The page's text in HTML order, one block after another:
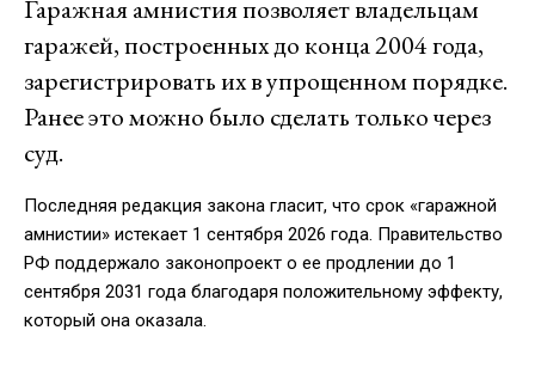
Гаражная амнистия позволяет владельцам
гаражей, построенных до конца 2004 года,
зарегистрировать их в упрощенном порядке.
Ранее это можно было сделать только через
суд.
Последняя редакция закона гласит, что срок «гаражной
амнистии» истекает 1 сентября 2026 года. Правительство
РФ поддержало законопроект о ее продлении до 1
сентября 2031 года благодаря положительному эффекту,
который она оказала.